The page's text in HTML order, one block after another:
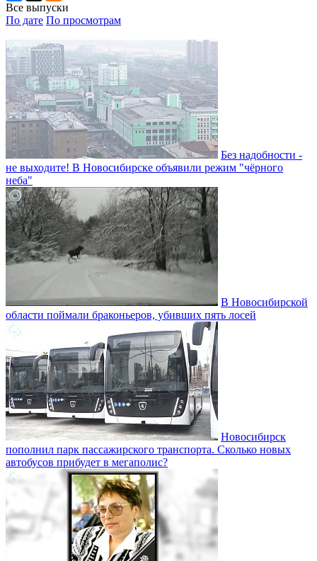
Все выпуски
По дате По просмотрам
Без надобности -
не выходите! В Новосибирске объявили режим "чёрного
неба"
В Новосибирской
области поймали браконьеров, убивших пять лосей
Новосибирск
пополнил парк пассажирского транспорта. Сколько новых
автобусов прибудет в мегаполис?